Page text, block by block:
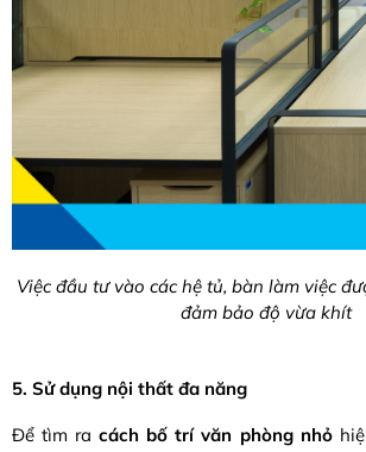
Việc đầu tư vào các hệ tủ, bàn làm việc
đảm bảo độ vừa khít
5. Sử dụng nội thất đa năng
Để tìm racách bố trí văn phòng nhỏ